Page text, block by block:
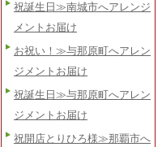
祝誕生日≫南城市へアレンジ
メントお届け
お祝い！≫与那原町へアレン
ジメントお届け
祝誕生日≫与那原町へアレン
ジメントお届け
祝開店とりひろ様≫那覇市へ